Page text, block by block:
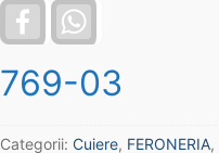
Facebook
769-03
Categorii:Cuiere, FERONERIA,